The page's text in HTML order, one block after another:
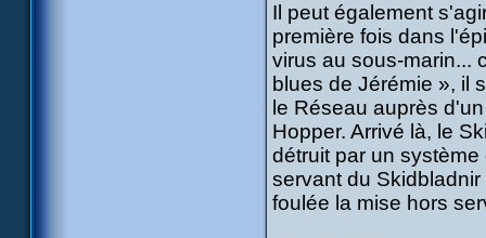
Il peut également
première fois dans
virus au sous-marin...
blues de Jérémie », il
le Réseau auprès
Hopper. Arrivé là, le
détruit par un
servant du
foulée la mise hors